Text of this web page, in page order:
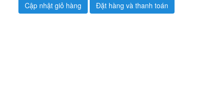
Cập nhật giỏ hàng Đặt hàng và thanh toán